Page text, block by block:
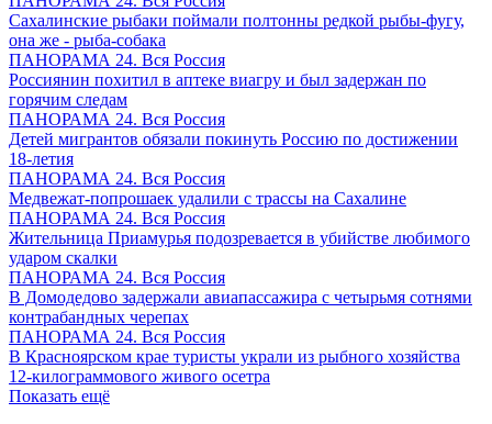
Сахалинские рыбаки поймали полтонны редкой рыбы-фугу,
она же - рыба-собака
ПАНОРАМА 24. Вся Россия
Россиянин похитил в аптеке виагру и был задержан по
горячим следам
ПАНОРАМА 24. Вся Россия
Детей мигрантов обязали покинуть Россию по достижении
18-летия
ПАНОРАМА 24. Вся Россия
Медвежат-попрошаек удалили с трассы на Сахалине
ПАНОРАМА 24. Вся Россия
Жительница Приамурья подозревается в убийстве любимого
ударом скалки
ПАНОРАМА 24. Вся Россия
В Домодедово задержали авиапассажира с четырьмя сотнями
контрабандных черепах
ПАНОРАМА 24. Вся Россия
В Красноярском крае туристы украли из рыбного хозяйства
12-килограммового живого осетра
Показать ещё